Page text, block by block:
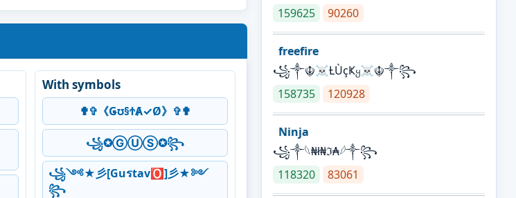
With symbols
✟✞《Ǥʊ§ϮȺ✓Ø》✞✟
꧁✪ⒼⓊⓈ✪꧂
꧁༺★彡[Guรtav🅾]彡★༻
꧂
159625
90260
freefire
꧁༒☬☠Ƚ︎ÙçҜყ☠︎☬༒꧂
158735
120928
Ninja
꧁⁣༒𓆩₦ł₦ℑ₳𓆪༒꧂
118320
83061